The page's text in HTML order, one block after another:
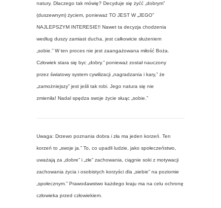
natury. Dlaczego tak mówię? Decyduje się żyćć „dobrym”
(duszewnym) życiem, ponieważ TO JEST W „JEGO”
NAJLEPSZYM INTERESIE!! Nawet ta decyzja chodzenia
według duszy zamiast ducha, jest całkowicie służeniem
„sobie.” W ten proces nie jest zaangażowana miłość Boża.
Człowiek stara się byc „dobry.” ponieważ został nauczony
przez światowy system cywilizacji „nagradzania i kary,” że
„zamożniejszy” jest jeśli tak robi. Jego natura się nie
zmieniła! Nadal spędza swoje życie słuąc „sobie.”
Uwaga: Drzewo poznania dobra i zła ma jeden korzeń. Ten
korzeń to „swoje ja.” To, co upadli ludzie, jako społeczeństwo,
uważają za „dobre” i „złe” zachowania, ciągnie soki z motywacji
zachowania życia i osobistych korzyści dla „siebie” na poziomie
„społecznym.” Prawodawstwo każdego kraju ma na celu ochronę
człowieka przed człowiekiem.